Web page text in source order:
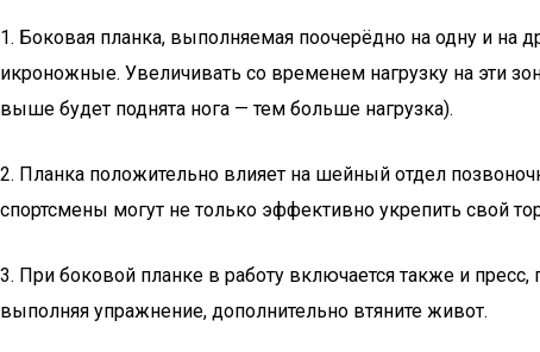
1. Боковая планка, выполняемая поочерёдно на одну и
икроножные. Увеличивать со временем нагрузку на эти
выше будет поднята нога — тем больше нагрузка).
2. Планка положительно влияет на шейный отдел
спортсмены могут не только эффективно укрепить свой
3. При боковой планке в работу включается также и
выполняя упражнение, дополнительно втяните живот.